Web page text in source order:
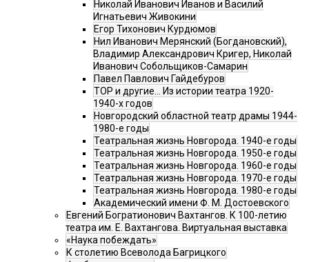
Николай Иванович Иванов и Василий
Игнатьевич Живокини
Егор Тихонович Курдюмов
Нил Иванович Мерянский (Богдановский),
Владимир Александрович Кригер, Николай
Иванович Собольщиков-Самарин
Павел Павлович Гайдебуров
ТОР и другие… Из истории театра 1920-
1940-х годов
Новгородский областной театр драмы 1944-
1980-е годы
Театральная жизнь Новгорода. 1940-е годы
Театральная жизнь Новгорода. 1950-е годы
Театральная жизнь Новгорода. 1960-е годы
Театральная жизнь Новгорода. 1970-е годы
Театральная жизнь Новгорода. 1980-е годы
Академический имени Ф. М. Достоевского
Евгений Богратионович Вахтангов. К 100-летию
театра им. Е. Вахтангова. Виртуальная выставка
«Наука побеждать»
К столетию Всеволода Багрицкого